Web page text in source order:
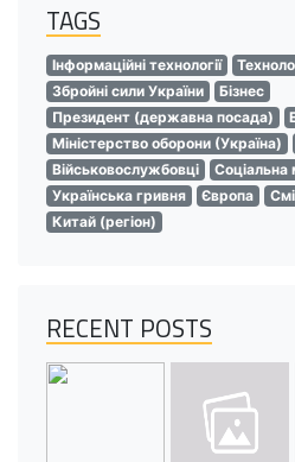
TAGS
Інформаційні технології
Збройні сили України
Бізнес
Президент (державна посада)
Міністерство оборони (Україна)
Військовослужбовці
Українська гривня
Європа
Китай (регіон)
RECENT POSTS